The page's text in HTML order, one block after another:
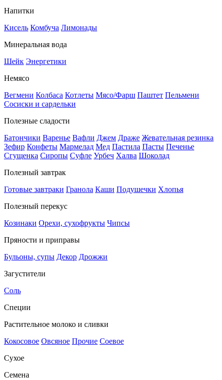
Напитки
Кисель Комбуча Лимонады
Минеральная вода
Шейк Энергетики
Немясо
Вегмени Колбаса Котлеты Мясо/Фарш Паштет Пельмени
Сосиски и сардельки
Полезные сладости
Батончики Варенье Вафли Джем Драже Жевательная резинка
Зефир Конфеты Мармелад Мед Пастила Пасты Печенье
Сгущенка Сиропы Суфле Урбеч Халва Шоколад
Полезный завтрак
Готовые завтраки Гранола Каши Подушечки Хлопья
Полезный перекус
Козинаки Орехи, сухофрукты Чипсы
Пряности и приправы
Бульоны, супы Декор Дрожжи
Загустители
Соль
Специи
Растительное молоко и сливки
Кокосовое Овсяное Прочие Соевое
Сухое
Семена